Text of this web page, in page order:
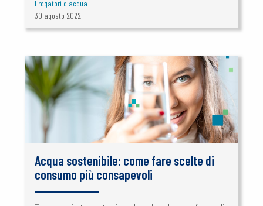
Erogatori d'acqua
30 agosto 2022
Acqua sostenibile: come fare scelte di
consumo più consapevoli